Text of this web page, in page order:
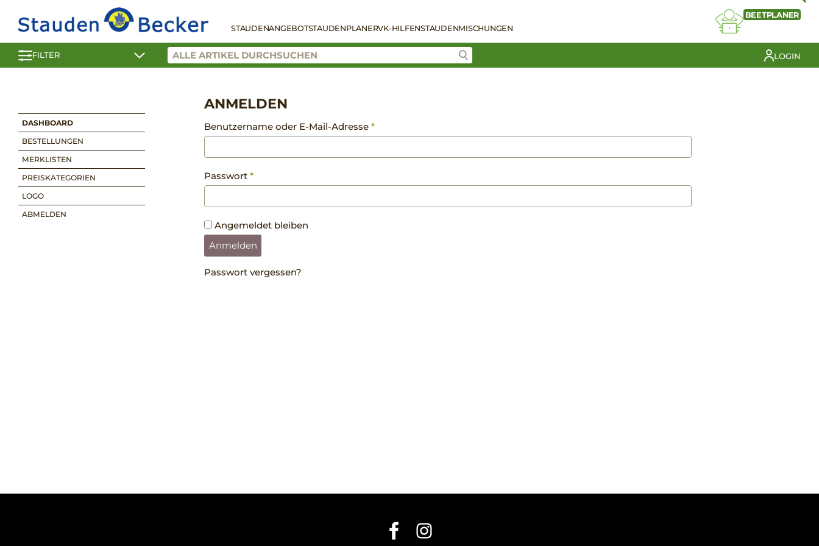
STAUDENANGEBOTSTAUDENPLANERVK-HILFENSTAUDENMISCHUNGEN
BEETPLANER
FILTER LOGIN
DASHBOARD
BESTELLUNGEN
MERKLISTEN
PREISKATEGORIEN
LOGO
ABMELDEN
ANMELDEN
Benutzername oder E-Mail-Adresse*Erforderlich
Passwort*Erforderlich
Angemeldet bleiben
Anmelden
Passwort vergessen?